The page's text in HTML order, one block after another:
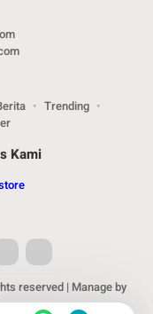
Trending
Kami
reserved | Manage by